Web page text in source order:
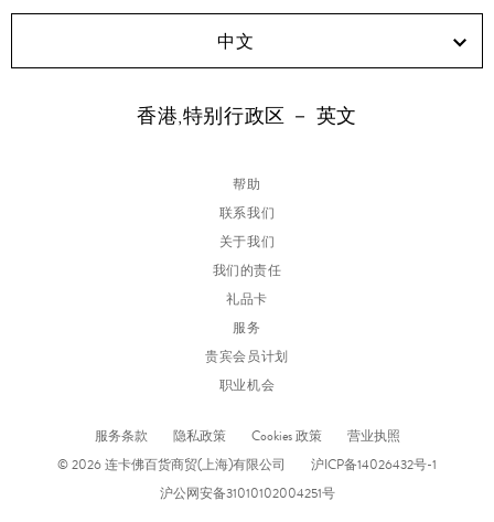
中文
香港,特别行政区 － 英文
帮助
联系我们
关于我们
我们的责任
礼品卡
服务
贵宾会员计划
职业机会
服务条款 隐私政策 Cookies 政策
营业执照
© 2026 连卡佛百货商贸(上海)有限公司
沪ICP备14026432号-1
沪公网安备31010102004251号